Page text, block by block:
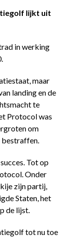
lijkt uit
in werking
maar
landing en de
te
Protocol was
om
bestraffen.
Tot op
Onder
zijn partij,
Staten, het
de lijst.
tot nu toe